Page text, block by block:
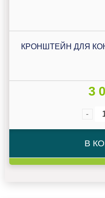
КРОНШТЕЙН ДЛЯ
3
-
В